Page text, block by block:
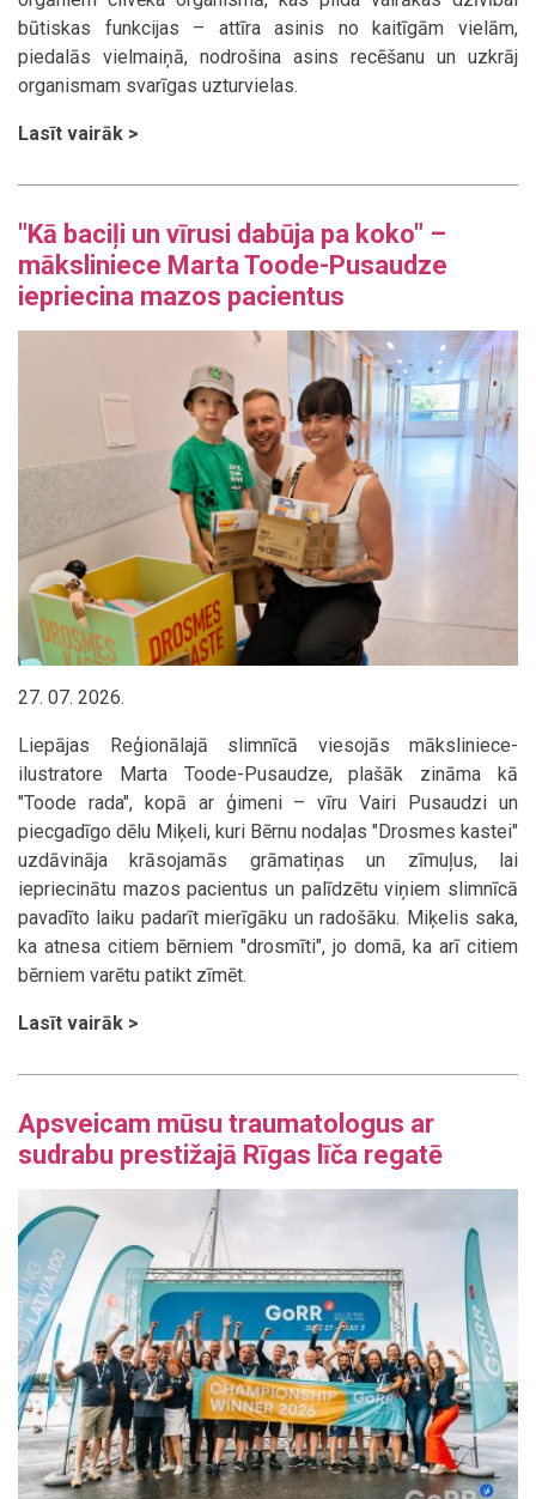
būtiskas funkcijas – attīra asinis no kaitīgām vielām,
piedalās vielmaiņā, nodrošina asins recēšanu un uzkrāj
organismam svarīgas uzturvielas.
Lasīt vairāk >
"Kā baciļi un vīrusi dabūja pa koko" –
māksliniece Marta Toode-Pusaudze
iepriecina mazos pacientus
27. 07. 2026.
Liepājas Reģionālajā slimnīcā viesojās māksliniece-
ilustratore Marta Toode-Pusaudze, plašāk zināma kā
"Toode rada", kopā ar ģimeni – vīru Vairi Pusaudzi un
piecgadīgo dēlu Miķeli, kuri Bērnu nodaļas "Drosmes kastei"
uzdāvināja krāsojamās grāmatiņas un zīmuļus, lai
iepriecinātu mazos pacientus un palīdzētu viņiem slimnīcā
pavadīto laiku padarīt mierīgāku un radošāku. Miķelis saka,
ka atnesa citiem bērniem "drosmīti", jo domā, ka arī citiem
bērniem varētu patikt zīmēt.
Lasīt vairāk >
Apsveicam mūsu traumatologus ar
sudrabu prestižajā Rīgas līča regatē